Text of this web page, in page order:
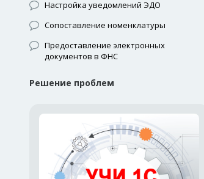
Настройка уведомлений ЭДО
Сопоставление номенклатуры
Предоставление электронных
документов в ФНС
Решение проблем